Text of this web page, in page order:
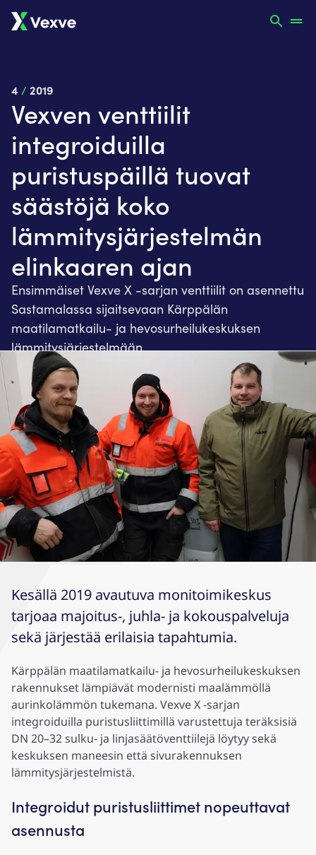
4 /2019
Vexven venttiilit
integroiduilla
puristuspäillä tuovat
säästöjä koko
lämmitysjärjestelmän
elinkaaren ajan
Ensimmäiset Vexve X -sarjan venttiilit on asennettu
Sastamalassa sijaitsevaan Kärppälän
maatilamatkailu- ja hevosurheilukeskuksen
lämmitysjärjestelmään.
Kesällä 2019 avautuva monitoimikeskus
tarjoaa majoitus-, juhla- ja kokouspalveluja
sekä järjestää erilaisia tapahtumia.
Kärppälän maatilamatkailu- ja hevosurheilukeskuksen
rakennukset lämpiävät modernisti maalämmöllä
aurinkolämmön tukemana. Vexve X -sarjan
integroiduilla puristusliittimillä varustettuja teräksisiä
DN 20–32 sulku- ja linjasäätöventtiilejä löytyy sekä
keskuksen maneesin että sivurakennuksen
lämmitysjärjestelmistä.
Integroidut puristusliittimet nopeuttavat
asennusta